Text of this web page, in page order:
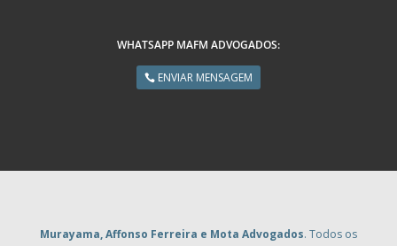
WHATSAPP MAFM ADVOGADOS:
ENVIAR MENSAGEM
Murayama, Affonso Ferreira e Mota Advogados. Todos os